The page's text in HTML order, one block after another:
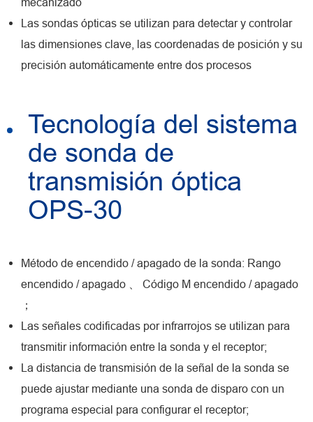
Las sondas ópticas se utilizan para detectar y controlar
las dimensiones clave, las coordenadas de posición y su
precisión automáticamente entre dos procesos
Tecnología del sistema
de sonda de
transmisión óptica
OPS-30
Método de encendido / apagado de la sonda: Rango
encendido / apagado 、 Código M encendido / apagado
；
Las señales codificadas por infrarrojos se utilizan para
transmitir información entre la sonda y el receptor;
La distancia de transmisión de la señal de la sonda se
puede ajustar mediante una sonda de disparo con un
programa especial para configurar el receptor;